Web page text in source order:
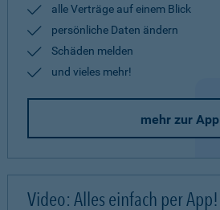
alle Verträge auf einem Blick
persönliche Daten ändern
Schäden melden
und vieles mehr!
mehr zur App
Video: Alles einfach per App!